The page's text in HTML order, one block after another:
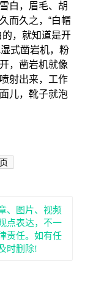
白，眉毛、胡
而久之，“白帽
，就知道是开
式凿岩机，粉
，凿岩机就像
射出来，工作
儿，靴子就泡
、图片、视频
点表达，不一
责任。如有任
时删除!